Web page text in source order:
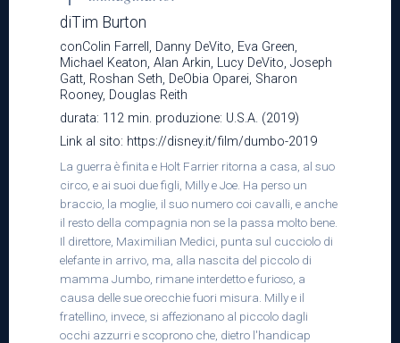
News
Informazioni
Trasparenza
diTim Burton
conColin Farrell, Danny DeVito, Eva Green,
Michael Keaton, Alan Arkin, Lucy DeVito, Joseph
Gatt, Roshan Seth, DeObia Oparei, Sharon
Rooney, Douglas Reith
durata: 112 min. produzione: U.S.A. (2019)
Link al sito: https://disney.it/film/dumbo-2019
La guerra è finita e Holt Farrier ritorna a casa, al suo
circo, e ai suoi due figli, Milly e Joe. Ha perso un
braccio, la moglie, il suo numero coi cavalli, e anche
il resto della compagnia non se la passa molto bene.
Il direttore, Maximilian Medici, punta sul cucciolo di
elefante in arrivo, ma, alla nascita del piccolo di
mamma Jumbo, rimane interdetto e furioso, a
causa delle sue orecchie fuori misura. Milly e il
fratellino, invece, si affezionano al piccolo dagli
occhi azzurri e scoprono che, dietro l'handicap